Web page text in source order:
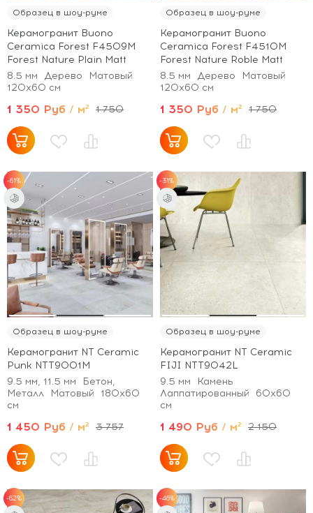
Образец в шоу-руме
Керамогранит Buono
Ceramica Forest F4509M
Forest Nature Plain Matt
8.5 мм
Дерево
Матовый
120x60 см
1 350 Руб / м² 1 750
Образец в шоу-руме
Керамогранит Buono
Ceramica Forest F4510M
Forest Nature Roble Matt
8.5 мм
Дерево
Матовый
120x60 см
1 350 Руб / м² 1 750
-61%
Образец в шоу-руме
Керамогранит NT Ceramic
Punk NTT9001M
9.5 мм, 11.5 мм
Бетон,
Металл
Матовый
180x60
см
1 450 Руб / м² 3 757
-31%
Образец в шоу-руме
Керамогранит NT Ceramic
FIJI NTT9042L
9.5 мм
Камень
Лаппатированный
60x60
см
1 490 Руб / м² 2 150
-62% -46%